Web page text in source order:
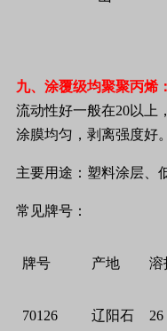
九、涂覆级均聚聚丙烯：
流动性好一般在20以上
涂膜均匀，剥离强度好
主要用途：塑料涂层、
常见牌号：
牌号 产地 溶
70126
辽阳石
26